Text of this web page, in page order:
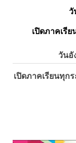
วั
เปิดภาคเรีย
วันอั
เปิดภาคเรียนทุก